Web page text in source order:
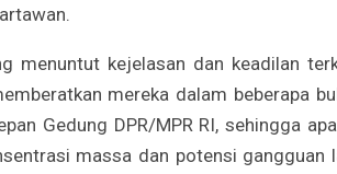
menuntut kejelasan dan keadilan
mereka dalam beberapa
Gedung DPR/MPR RI, sehingga
massa dan potensi gangguan